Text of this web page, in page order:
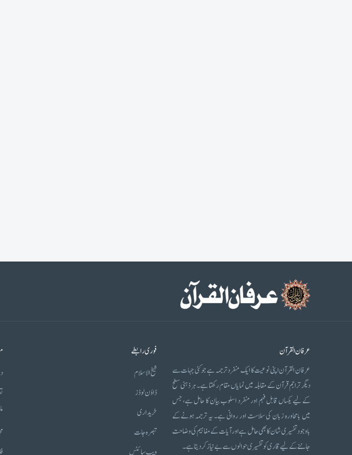
عرفان القرآن
عرفان القرآن اپنی نوعیت کا ایک منفرد ترجمہ ہے جو کئی جہات سے
دیگر تراجم قرآن کے مقابلہ میں نمایاں مقام رکھتا ہے۔ ہر ذہنی سطح
کے لیے یکساں قابل فہم اور منفرد اسلوب بیان کا حامل ہے، جس
میں بامحاورہ زبان کی سلاست اور روانی ہے۔ یہ ترجمہ ہونے کے
باوجود تفسیری شان کا بھی حامل ہے اور آیات کے مفاہیم کی وضاحت
جاننے کے لیے قاری کو تفسیری حوالوں سے بے نیاز کر دیتا ہے۔
فوری رابطے
شیخ الاسلام
ڈاؤن لوڈز
خریداری
تبصرہ جات
ویب سائٹس